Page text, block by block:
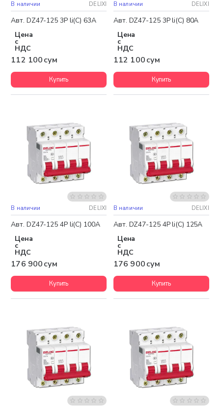
В наличии DELIXI
Авт. DZ47-125 3P li(C) 63A
Цена
с
НДС
112 100 сум
Купить
В наличии DELIXI
Авт. DZ47-125 3P li(C) 80A
Цена
с
НДС
112 100 сум
Купить
В наличии DELIXI
Авт. DZ47-125 4P li(C) 100A
Цена
с
НДС
176 900 сум
Купить
В наличии DELIXI
Авт. DZ47-125 4P li(C) 125A
Цена
с
НДС
176 900 сум
Купить